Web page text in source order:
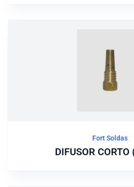
Fort Soldas
DIFUSOR CORTO